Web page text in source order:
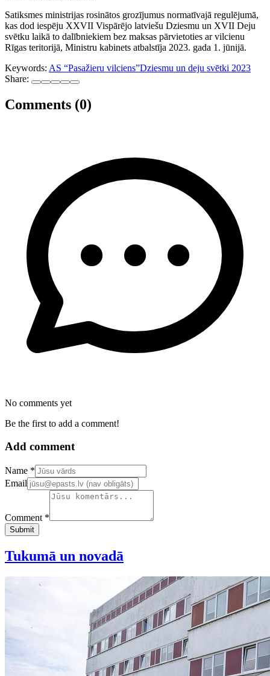
Satiksmes ministrijas rosinātos grozījumus normatīvajā regulējumā,
kas dod iespēju XXVII Vispārējo latviešu Dziesmu un XVII Deju
svētku laikā to dalībniekiem bez maksas pārvietoties ar vilcienu
Rīgas teritorijā, Ministru kabinets atbalstīja 2023. gada 1. jūnijā.
Keywords: AS “Pasažieru vilciens”Dziesmu un deju svētki 2023
Share:
Comments (0)
No comments yet
Be the first to add a comment!
Add comment
Confirm your email address
Name *
Email
Comment *
Submit
Tukumā un novadā